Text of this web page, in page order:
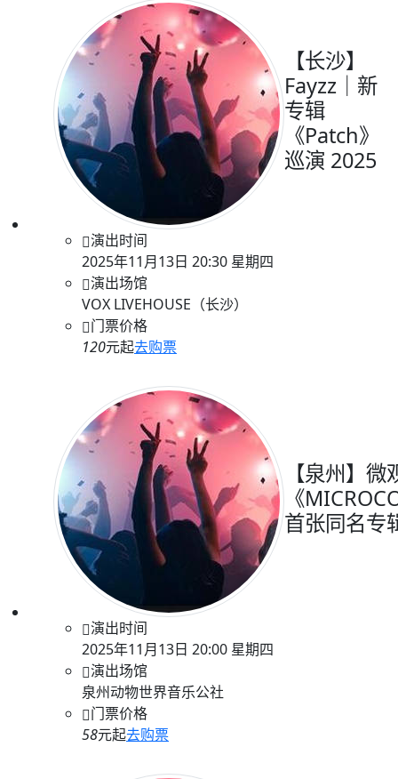
【长沙】
Fayzz｜新
专辑
《Patch》
巡演 2025
演出时间
2025年11月13日 20:30 星期四
演出场馆
VOX LIVEHOUSE（长沙）
门票价格
120元起去购票
【泉州】微
《
首张同名专
演出时间
2025年11月13日 20:00 星期四
演出场馆
泉州动物世界音乐公社
门票价格
58元起去购票